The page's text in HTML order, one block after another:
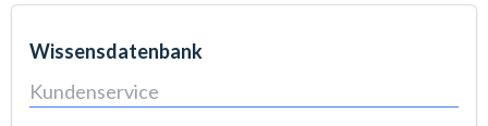
Wissensdatenbank
Kundenservice